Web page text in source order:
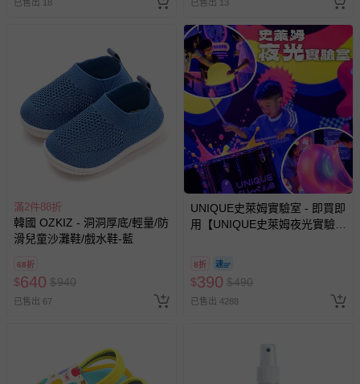
如需退換貨，請於收到商品7天（含例假日內提出），如為
瑕疵退換貨所產生的運費，將由媽咪愛負責處理，若非瑕疵
退貨，您可至『查詢訂單』>『已出貨』中查詢該筆訂單，
並點選『我要退貨』即可進行申請。若有相關退貨問題，請
至媽咪愛LINE@客服ID: @mamilove我們將依序為您處理
與服務，謝謝。
針對滿件折/滿額贈…等活動，如因部份退貨，而該訂單保
留商品未達活動門檻，將以原價計算，活動贈品亦需一併退
回。
部分商品依據消費者保護法的規定，不適用七天鑑賞期/猶
豫期範圍：
易於腐敗、保存期限較短或解約時即將逾期（例如生鮮
報紙、期刊或雜誌（惟書籍如經拆封、使用，則酌收整
新費用）。
已售出 18 已售出 13
滿2件88折
韓國 OZKIZ - 洞洞厚底/輕量/防
滑兒童沙灘鞋/戲水鞋-藍
68折
$640 $940
已售出 67
UNIQUE史萊姆實驗室 - 即買即
用【UNIQUE史萊姆夜光實驗室
8/30 (電子票券，於展期現場憑
訂單編號兌換，逾期作廢) (大
人小孩均一價(3歲以上需購票))
8折
$390 $490
已售出 4288